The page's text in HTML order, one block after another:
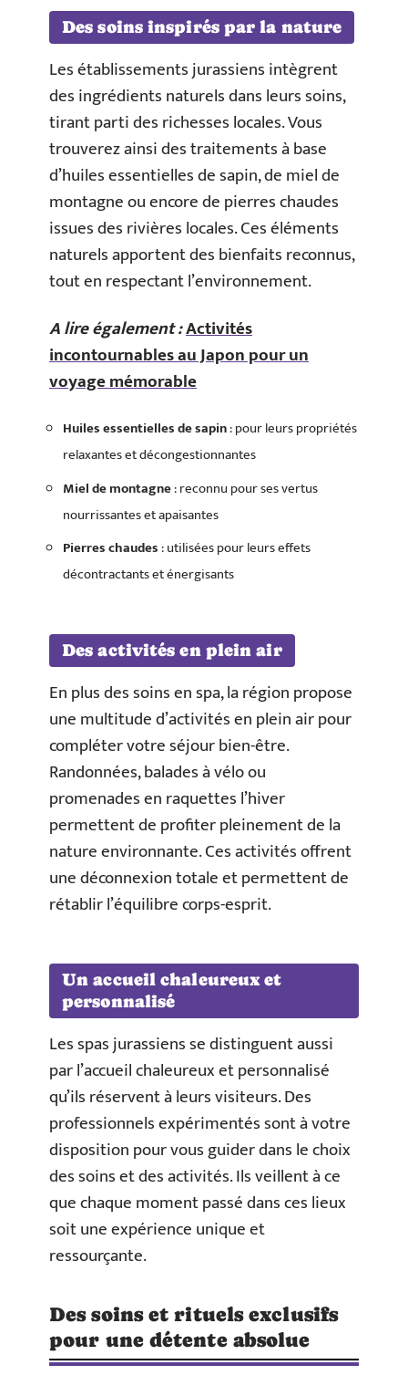
Des soins inspirés par la nature
Les établissements jurassiens intègrent
des ingrédients naturels dans leurs soins,
tirant parti des richesses locales. Vous
trouverez ainsi des traitements à base
d’huiles essentielles de sapin, de miel de
montagne ou encore de pierres chaudes
issues des rivières locales. Ces éléments
naturels apportent des bienfaits reconnus,
tout en respectant l’environnement.
A lire également :Activités
incontournables au Japon pour un
voyage mémorable
Huiles essentielles de sapin: pour leurs propriétés
relaxantes et décongestionnantes
Miel de montagne: reconnu pour ses vertus
nourrissantes et apaisantes
Pierres chaudes: utilisées pour leurs effets
décontractants et énergisants
Des activités en plein air
En plus des soins en spa, la région propose
une multitude d’activités en plein air pour
compléter votre séjour bien-être.
Randonnées, balades à vélo ou
promenades en raquettes l’hiver
permettent de profiter pleinement de la
nature environnante. Ces activités offrent
une déconnexion totale et permettent de
rétablir l’équilibre corps-esprit.
Un accueil chaleureux et
personnalisé
Les spas jurassiens se distinguent aussi
par l’accueil chaleureux et personnalisé
qu’ils réservent à leurs visiteurs. Des
professionnels expérimentés sont à votre
disposition pour vous guider dans le choix
des soins et des activités. Ils veillent à ce
que chaque moment passé dans ces lieux
soit une expérience unique et
ressourçante.
Des soins et rituels exclusifs
pour une détente absolue